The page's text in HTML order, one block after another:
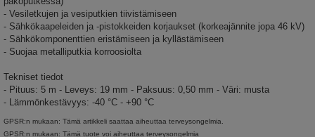
- Vesiletkujen ja vesiputkien tiivistämiseen
- Sähkökaapeleiden ja -pistokkeiden korjaukset (korkeajännite jopa 46 kV)
- Sähkökomponenttien eristämiseen ja kyllästämiseen
- Suojaa metalliputkia korroosiolta
Tekniset tiedot
- Pituus: 5 m - Leveys: 19 mm - Paksuus: 0,50 mm - Väri: musta
- Lämmönkestävyys: -40 °C - +90 °C
GPSR:n mukaan: Tämä artikkeli saattaa aiheuttaa terveysongelmia.
GPSR:n mukaan: Tämä tuote voi aiheuttaa terveysongelmia